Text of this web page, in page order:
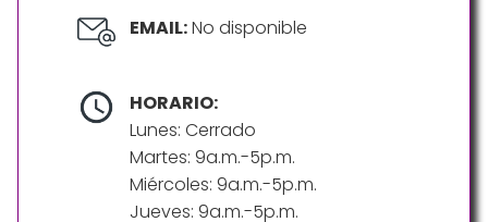
EMAIL:No disponible
HORARIO:
Lunes: Cerrado
Martes: 9a.m.-5p.m.
Miércoles: 9a.m.-5p.m.
Jueves: 9a.m.-5p.m.